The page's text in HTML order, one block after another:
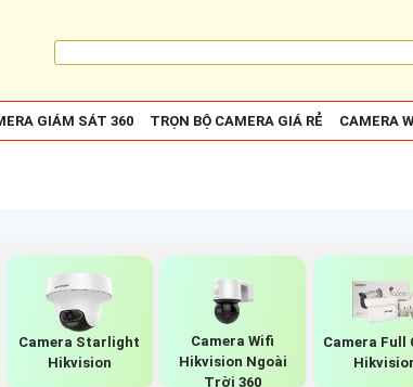
GIÁM SÁT 360 TRỌN BỘ CAMERA GIÁ RẺ CAMERA
Camera Starlight
Hikvision
Camera Wifi
Hikvision Ngoài
Trời 360
Camera Full